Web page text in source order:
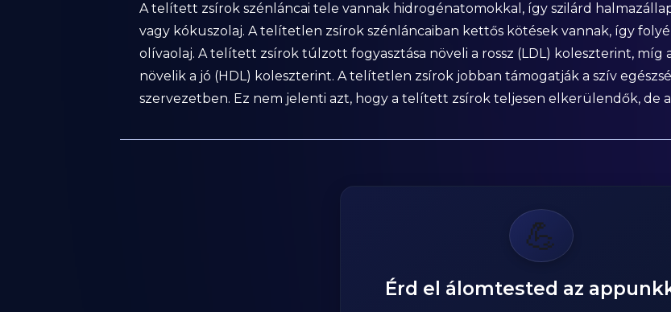
A telített zsírok szénláncai tele vannak hidrogénatomokkal, így szilárd
vagy kókuszolaj. A telítetlen zsírok szénláncaiban kettős kötések vannak, így
olívaolaj. A telített zsírok túlzott fogyasztása növeli a rossz (LDL) koleszterint,
növelik a jó (HDL) koleszterint. A telítetlen zsírok jobban támogatják a szív
szervezetben. Ez nem jelenti azt, hogy a telített zsírok teljesen elkerülendők, de
💪
Érd el álomtested az